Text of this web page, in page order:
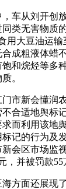
车从刘开创
同类无害物质
用大豆油运输
成粗液体蜡
饱和烷烃等多
。
新会懂润
合适地舆标
而利用该地
记的行为及
会区市场监
，并被罚款55
面还展现